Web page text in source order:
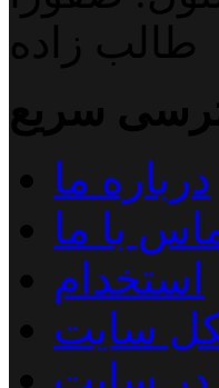
طالب زاده
سریع
درباره ما
با ما
استخدام
سایت